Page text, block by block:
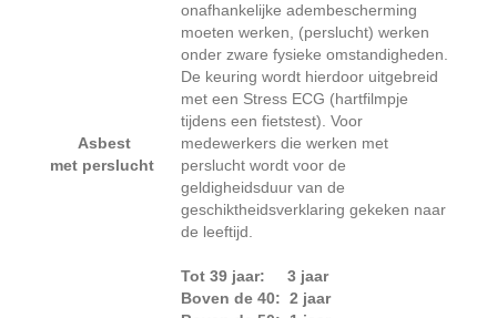
Asbest
met perslucht
onafhankelijke adembescherming
moeten werken, (perslucht) werken
onder zware fysieke omstandigheden.
De keuring wordt hierdoor uitgebreid
met een Stress ECG (hartfilmpje
tijdens een fietstest). Voor
medewerkers die werken met
perslucht wordt voor de
geldigheidsduur van de
geschiktheidsverklaring gekeken naar
de leeftijd.
Tot 39 jaar: 3 jaar
Boven de 40: 2 jaar